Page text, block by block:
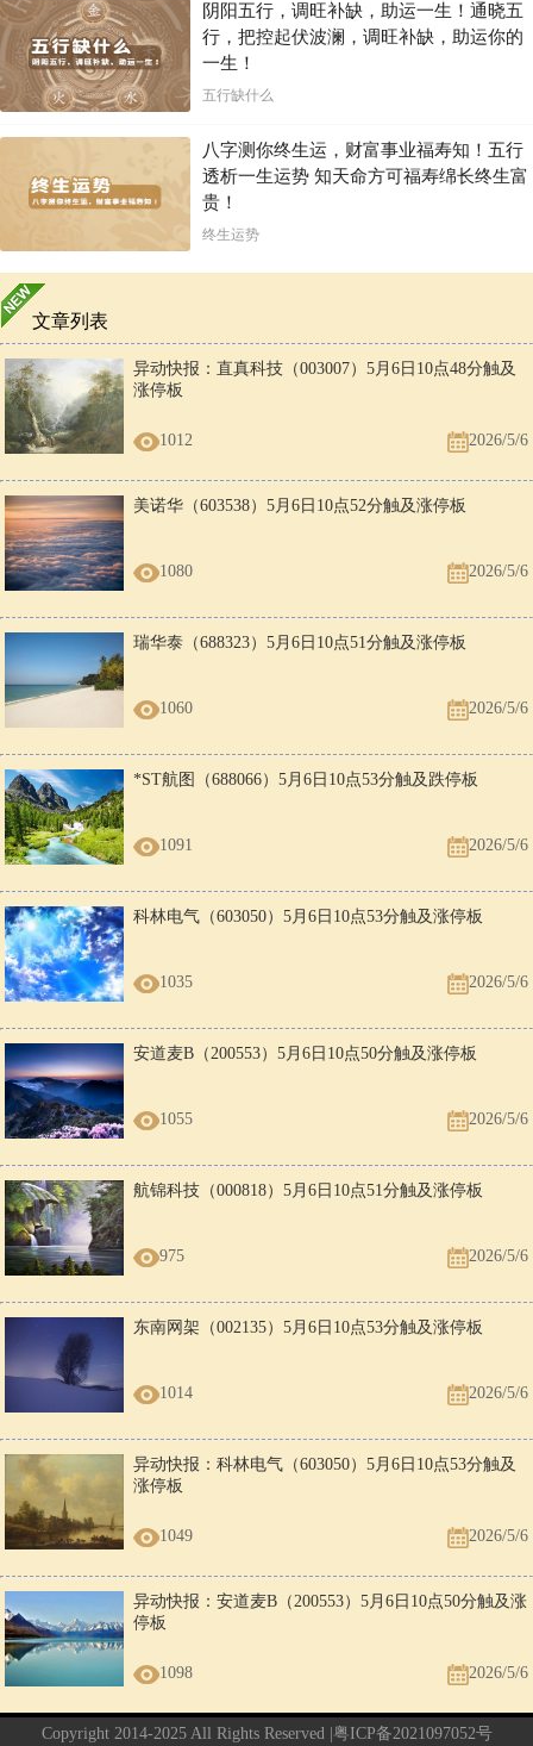
阴阳五行，调旺补缺，助运一生！通晓五
行，把控起伏波澜，调旺补缺，助运你的
一生！
五行缺什么
八字测你终生运，财富事业福寿知！五行
透析一生运势 知天命方可福寿绵长终生富
贵！
终生运势
文章列表
异动快报：直真科技（003007）5月6日10点48分触及
涨停板
1012 2026/5/6
美诺华（603538）5月6日10点52分触及涨停板
1080 2026/5/6
瑞华泰（688323）5月6日10点51分触及涨停板
1060 2026/5/6
*ST航图（688066）5月6日10点53分触及跌停板
1091 2026/5/6
科林电气（603050）5月6日10点53分触及涨停板
1035 2026/5/6
安道麦B（200553）5月6日10点50分触及涨停板
1055 2026/5/6
航锦科技（000818）5月6日10点51分触及涨停板
975 2026/5/6
东南网架（002135）5月6日10点53分触及涨停板
1014 2026/5/6
异动快报：科林电气（603050）5月6日10点53分触及
涨停板
1049 2026/5/6
异动快报：安道麦B（200553）5月6日10点50分触及涨
停板
1098 2026/5/6
Copyright 2014-2025 All Rights Reserved | 粤ICP备2021097052号